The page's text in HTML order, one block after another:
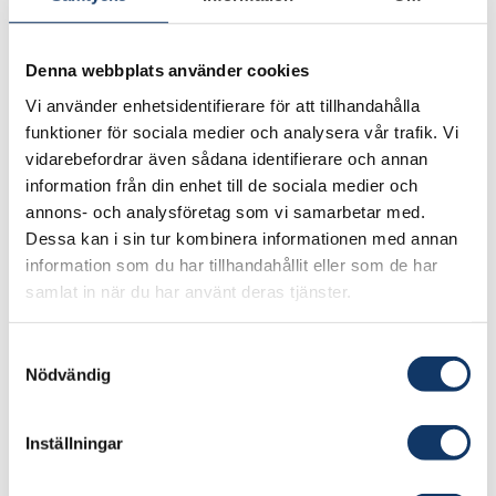
Denna webbplats använder cookies
Vi använder enhetsidentifierare för att tillhandahålla
funktioner för sociala medier och analysera vår trafik. Vi
vidarebefordrar även sådana identifierare och annan
information från din enhet till de sociala medier och
annons- och analysföretag som vi samarbetar med.
Dessa kan i sin tur kombinera informationen med annan
information som du har tillhandahållit eller som de har
samlat in när du har använt deras tjänster.
Nödvändig
Inställningar
Hörsal
Ordförande Anders Grenstad ger bakgrund om
Kungl. Örlogsmannasällskapet – Sveriges Marina
Akademi.
Vidare redogör ledamöterna Niklas Granholm
och Per Edling för två aktuella arbeten från
verksamhetens vetenskapsgrenar. Besök
koms.se
Kungl. Skogs- och
Lantbruksakademien
Hörsal